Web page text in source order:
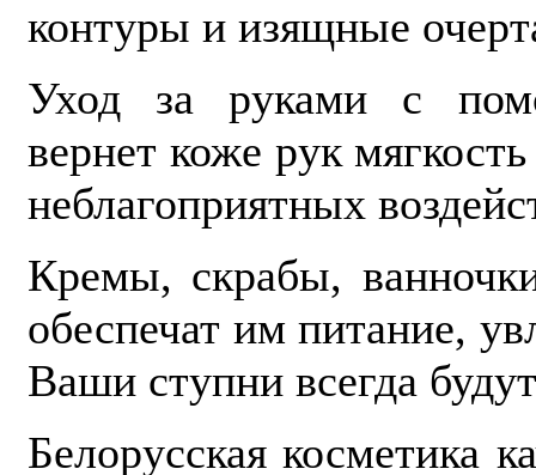
контуры и изящные
Уход за руками с
вернет коже рук
неблагоприятных
Кремы, скрабы,
обеспечат им питание,
Ваши ступни всегда
Белорусская косметика